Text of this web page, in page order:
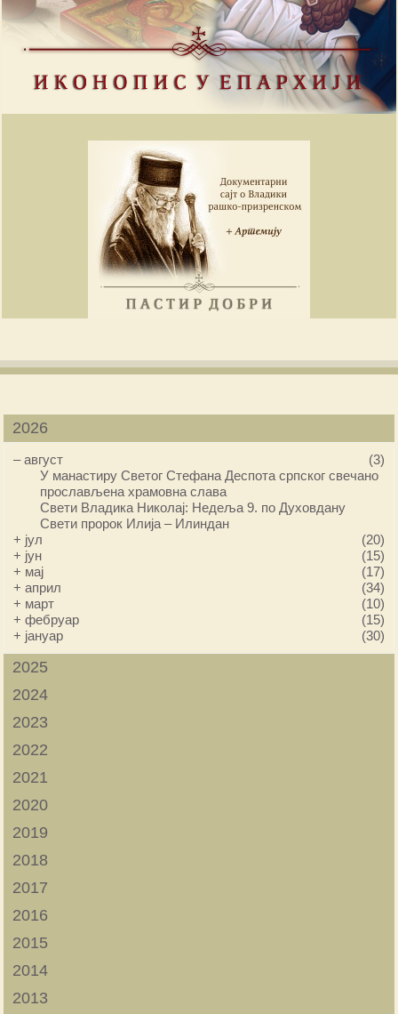
2026
–август
(3)
У манастиру Светог Стефана Деспота српског свечано
прослављена храмовна слава
Свети Владика Николај: Недеља 9. по Духовдану
Свети пророк Илија – Илиндан
+ јул
(20)
+ јун
(15)
+ мај
(17)
+април
(34)
+ март
(10)
+фебруар
(15)
+ јануар (30)
2025
2024
2023
2022
2021
2020
2019
2018
2017
2016
2015
2014
2013